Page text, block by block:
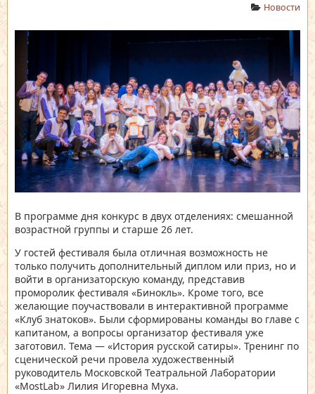
Новости
В программе дня конкурс в двух отделениях: смешанной
возрастной группы и старше 26 лет.
У гостей фестиваля была отличная возможность не
только получить дополнительный диплом или приз, но и
войти в организаторскую команду, представив
проморолик фестиваля «Бинокль». Кроме того, все
желающие поучаствовали в интерактивной программе
«Клуб знатоков». Были сформированы команды во главе с
капитаном, а вопросы организатор фестиваля уже
заготовил. Тема — «История русской сатиры». Тренинг по
сценической речи провела художественный
руководитель Московской Театральной Лаборатории
«МоstLab» Лилия Игоревна Муха.